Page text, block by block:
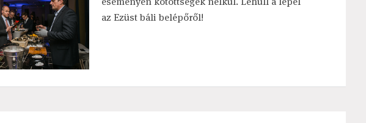
az Ezüst báli belépőről!